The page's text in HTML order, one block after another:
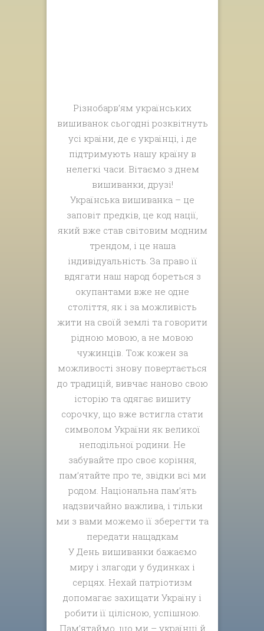
Різнобарв’ям українських
вишиванок сьогодні розквітнуть
усі країни, де є українці, і де
підтримують нашу країну в
нелегкі часи. Вітаємо з днем
вишиванки, друзі!
Українська вишиванка – це
заповіт предків, це код нації,
який вже став світовим модним
трендом, і це наша
індивідуальність. За право її
вдягати наш народ бореться з
окупантами вже не одне
століття, як і за можливість
жити на своїй землі та говорити
рідною мовою, а не мовою
чужинців. Тож кожен за
можливості знову повертається
до традицій, вивчає наново свою
історію та одягає вишиту
сорочку, що вже встигла стати
символом України як великої
неподільної родини. Не
забувайте про своє коріння,
пам’ятайте про те, звідки всі ми
родом. Національна пам’ять
надзвичайно важлива, і тільки
ми з вами можемо її зберегти та
передати нащадкам
У День вишиванки бажаємо
миру і злагоди у будинках і
серцях. Нехай патріотизм
допомагає захищати Україну і
робити її цілісною, успішною.
Пам’ятаймо, що ми – українці й